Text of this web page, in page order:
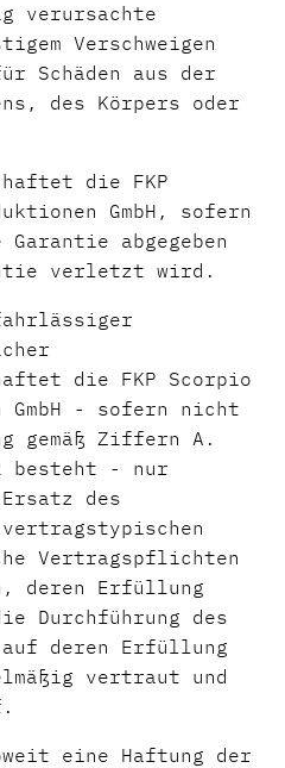
verursachte
Verschweigen
Schäden aus der
des Körpers oder
die FKP
GmbH, sofern
abgegeben
verletzt wird.
die FKP Scorpio
GmbH - sofern nicht
gemäß Ziffern A.
besteht - nur
des
Vertragspflichten
deren Erfüllung
Durchführung des
deren Erfüllung
vertraut und
eine Haftung der